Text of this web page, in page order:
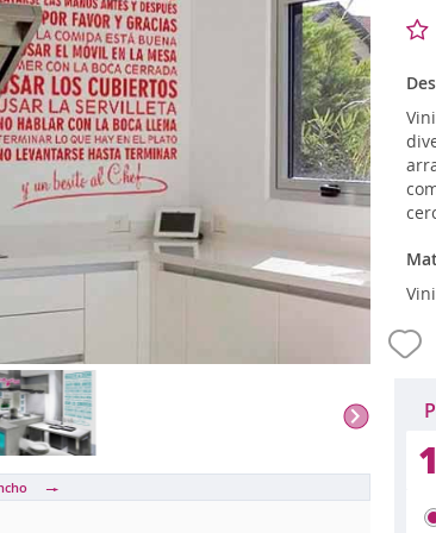
Mapamundi
Musicales
Originales
Percheros
Románticos
Relojes de vinilo
Talla S (pequeño)
Talla M (mediano)
PERSONALIZADOS
1